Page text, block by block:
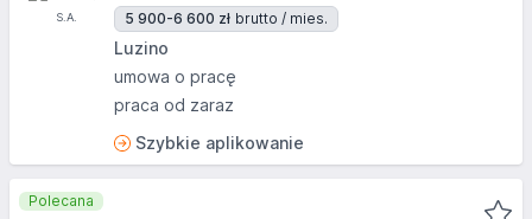
5 900-6 600 zł brutto / mies.
Luzino
umowa o pracę
praca od zaraz
Szybkie aplikowanie
Polecana